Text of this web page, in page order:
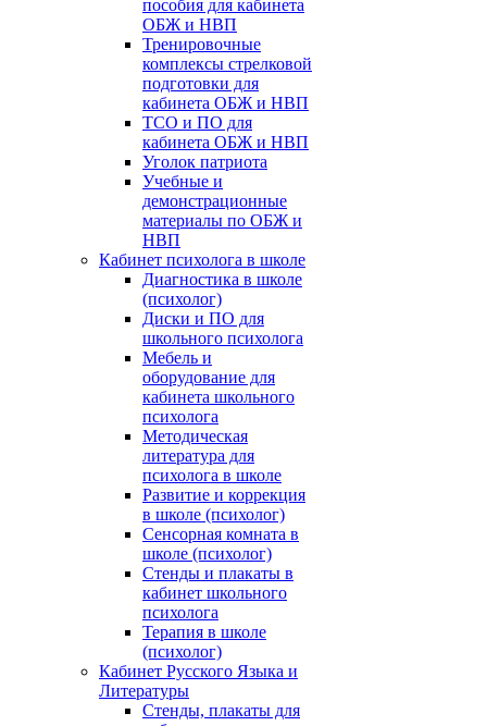
пособия для кабинета
ОБЖ и НВП
Тренировочные
комплексы стрелковой
подготовки для
кабинета ОБЖ и НВП
ТСО и ПО для
кабинета ОБЖ и НВП
Уголок патриота
Учебные и
демонстрационные
материалы по ОБЖ и
НВП
Кабинет психолога в школе
Диагностика в школе
(психолог)
Диски и ПО для
школьного психолога
Мебель и
оборудование для
кабинета школьного
психолога
Методическая
литература для
психолога в школе
Развитие и коррекция
в школе (психолог)
Сенсорная комната в
школе (психолог)
Стенды и плакаты в
кабинет школьного
психолога
Терапия в школе
(психолог)
Кабинет Русского Языка и
Литературы
Стенды, плакаты для